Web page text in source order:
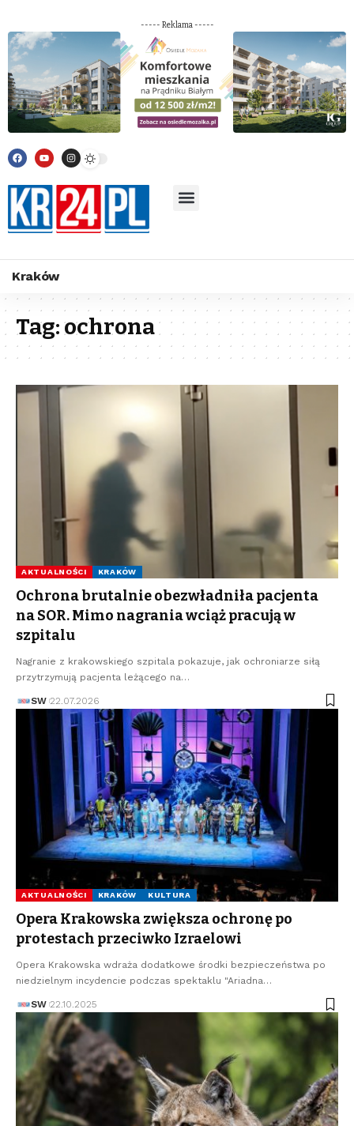
----- Reklama -----
Kraków
Tag:ochrona
AKTUALNOŚCI KRAKÓW
Ochrona brutalnie obezwładniła pacjenta
na SOR. Mimo nagrania wciąż pracują w
szpitalu
Nagranie z krakowskiego szpitala pokazuje, jak ochroniarze siłą
przytrzymują pacjenta leżącego na…
SW 22.07.2026
AKTUALNOŚCI KRAKÓW KULTURA
Opera Krakowska zwiększa ochronę po
protestach przeciwko Izraelowi
Opera Krakowska wdraża dodatkowe środki bezpieczeństwa po
niedzielnym incydencie podczas spektaklu "Ariadna…
SW 22.10.2025